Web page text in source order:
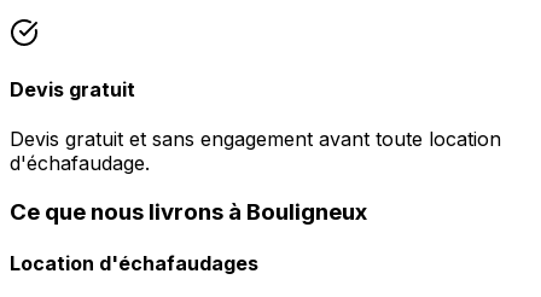
Devis gratuit
Devis gratuit et sans engagement avant toute location
d'échafaudage.
Ce que nous livrons à Bouligneux
Location d'échafaudages